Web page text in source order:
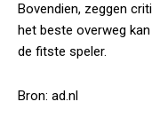
Bovendien, zeggen
het beste overweg
de fitste speler.
Bron: ad.nl